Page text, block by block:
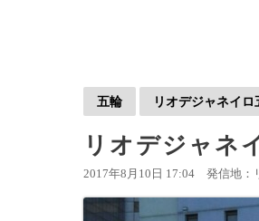
五輪 リオデジャネイロ
リオデジャネ
2017年8月10日 17:04 発信地：